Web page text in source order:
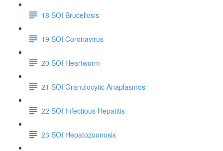
18 SOI Brucellosis
19 SOI Coronavirus
20 SOI Heartworm
21 SOI Granulocytic Anaplasmos
22 SOI Infectious Hepatitis
23 SOI Hepatozoonosis